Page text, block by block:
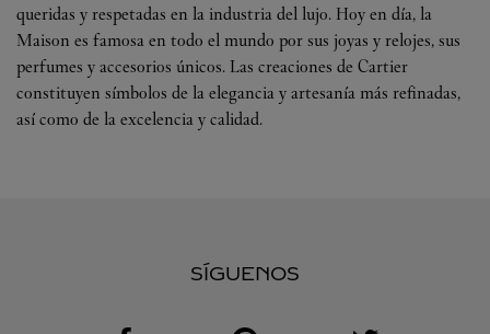
queridas y respetadas en la industria del lujo. Hoy en día, la
Maison es famosa en todo el mundo por sus joyas y relojes, sus
perfumes y accesorios únicos. Las creaciones de Cartier
constituyen símbolos de la elegancia y artesanía más refinadas,
así como de la excelencia y calidad.
SÍGUENOS
Visit us on Facebook
Link Opens in New TabVisit us on Pinterest
Link Opens in New TabVisit us on Twitter
Link Opens in New